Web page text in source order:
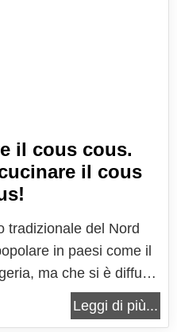
il cous cous.
il cous
tradizionale del Nord
in paesi come il
ma che si è diffuso
sua versatilità, rapidità
sapore. Si tratta di
Leggi di più...